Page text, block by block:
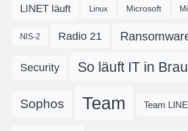
LINET läuft Linux Microsoft
NIS-2 Radio 21
Security So läuft IT in
Sophos Team Team